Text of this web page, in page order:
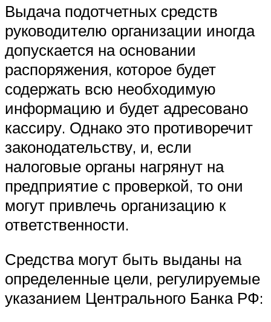
Выдача подотчетных средств
руководителю организации иногда
допускается на основании
распоряжения, которое будет
содержать всю необходимую
информацию и будет адресовано
кассиру. Однако это противоречит
законодательству, и, если
налоговые органы нагрянут на
предприятие с проверкой, то они
могут привлечь организацию к
ответственности.
Средства могут быть выданы на
определенные цели, регулируемые
указанием Центрального Банка РФ: